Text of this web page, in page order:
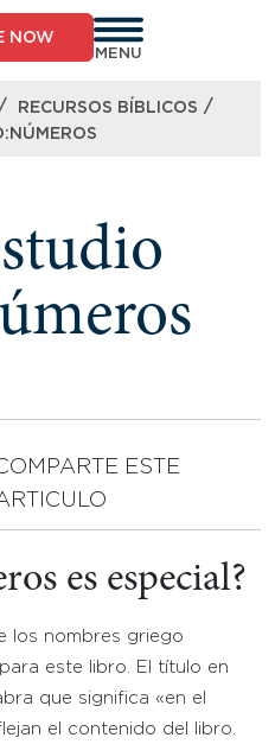
NOW
MENU
/ RECURSOS BÍBLICOS​ /
ESTE
es especial?
los nombres griego
este libro. El título en
que significa «en el
el contenido del libro.